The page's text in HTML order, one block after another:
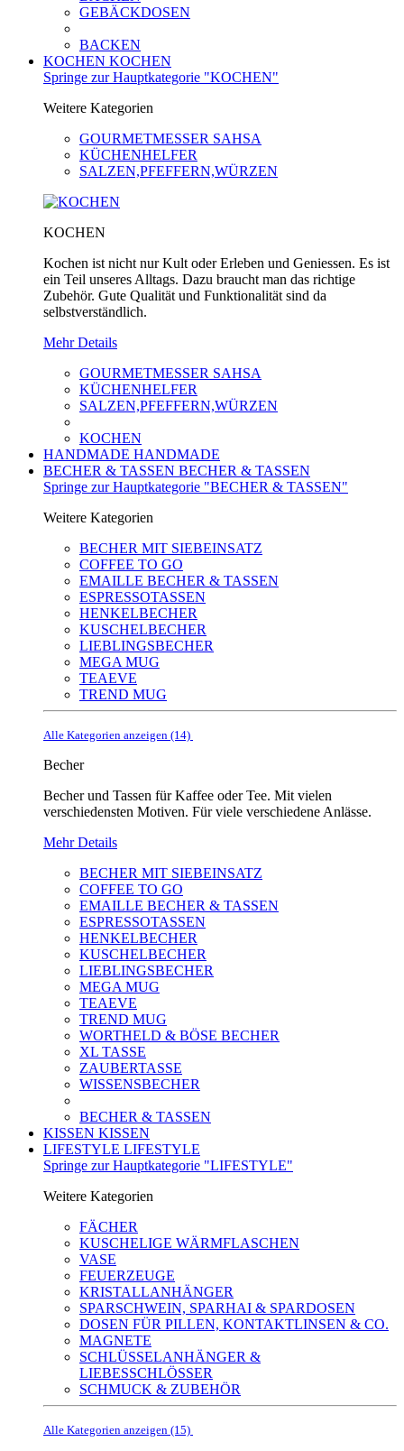
GEBÄCKDOSEN
BACKEN
KOCHEN KOCHEN
Springe zur Hauptkategorie "KOCHEN"
Weitere Kategorien
GOURMETMESSER SAHSA
KÜCHENHELFER
SALZEN,PFEFFERN,WÜRZEN
KOCHEN
Kochen ist nicht nur Kult oder Erleben und Geniessen. Es ist
ein Teil unseres Alltags. Dazu braucht man das richtige
Zubehör. Gute Qualität und Funktionalität sind da
selbstverständlich.
Mehr Details
GOURMETMESSER SAHSA
KÜCHENHELFER
SALZEN,PFEFFERN,WÜRZEN
KOCHEN
HANDMADE HANDMADE
BECHER & TASSEN BECHER & TASSEN
Springe zur Hauptkategorie "BECHER & TASSEN"
Weitere Kategorien
BECHER MIT SIEBEINSATZ
COFFEE TO GO
EMAILLE BECHER & TASSEN
ESPRESSOTASSEN
HENKELBECHER
KUSCHELBECHER
LIEBLINGSBECHER
MEGA MUG
TEAEVE
TREND MUG
Alle Kategorien anzeigen (14)
Becher
Becher und Tassen für Kaffee oder Tee. Mit vielen
verschiedensten Motiven. Für viele verschiedene Anlässe.
Mehr Details
BECHER MIT SIEBEINSATZ
COFFEE TO GO
EMAILLE BECHER & TASSEN
ESPRESSOTASSEN
HENKELBECHER
KUSCHELBECHER
LIEBLINGSBECHER
MEGA MUG
TEAEVE
TREND MUG
WORTHELD & BÖSE BECHER
XL TASSE
ZAUBERTASSE
WISSENSBECHER
BECHER & TASSEN
KISSEN KISSEN
LIFESTYLE LIFESTYLE
Springe zur Hauptkategorie "LIFESTYLE"
Weitere Kategorien
FÄCHER
KUSCHELIGE WÄRMFLASCHEN
VASE
FEUERZEUGE
KRISTALLANHÄNGER
SPARSCHWEIN, SPARHAI & SPARDOSEN
DOSEN FÜR PILLEN, KONTAKTLINSEN & CO.
MAGNETE
SCHLÜSSELANHÄNGER &
LIEBESSCHLÖSSER
SCHMUCK & ZUBEHÖR
Alle Kategorien anzeigen (15)